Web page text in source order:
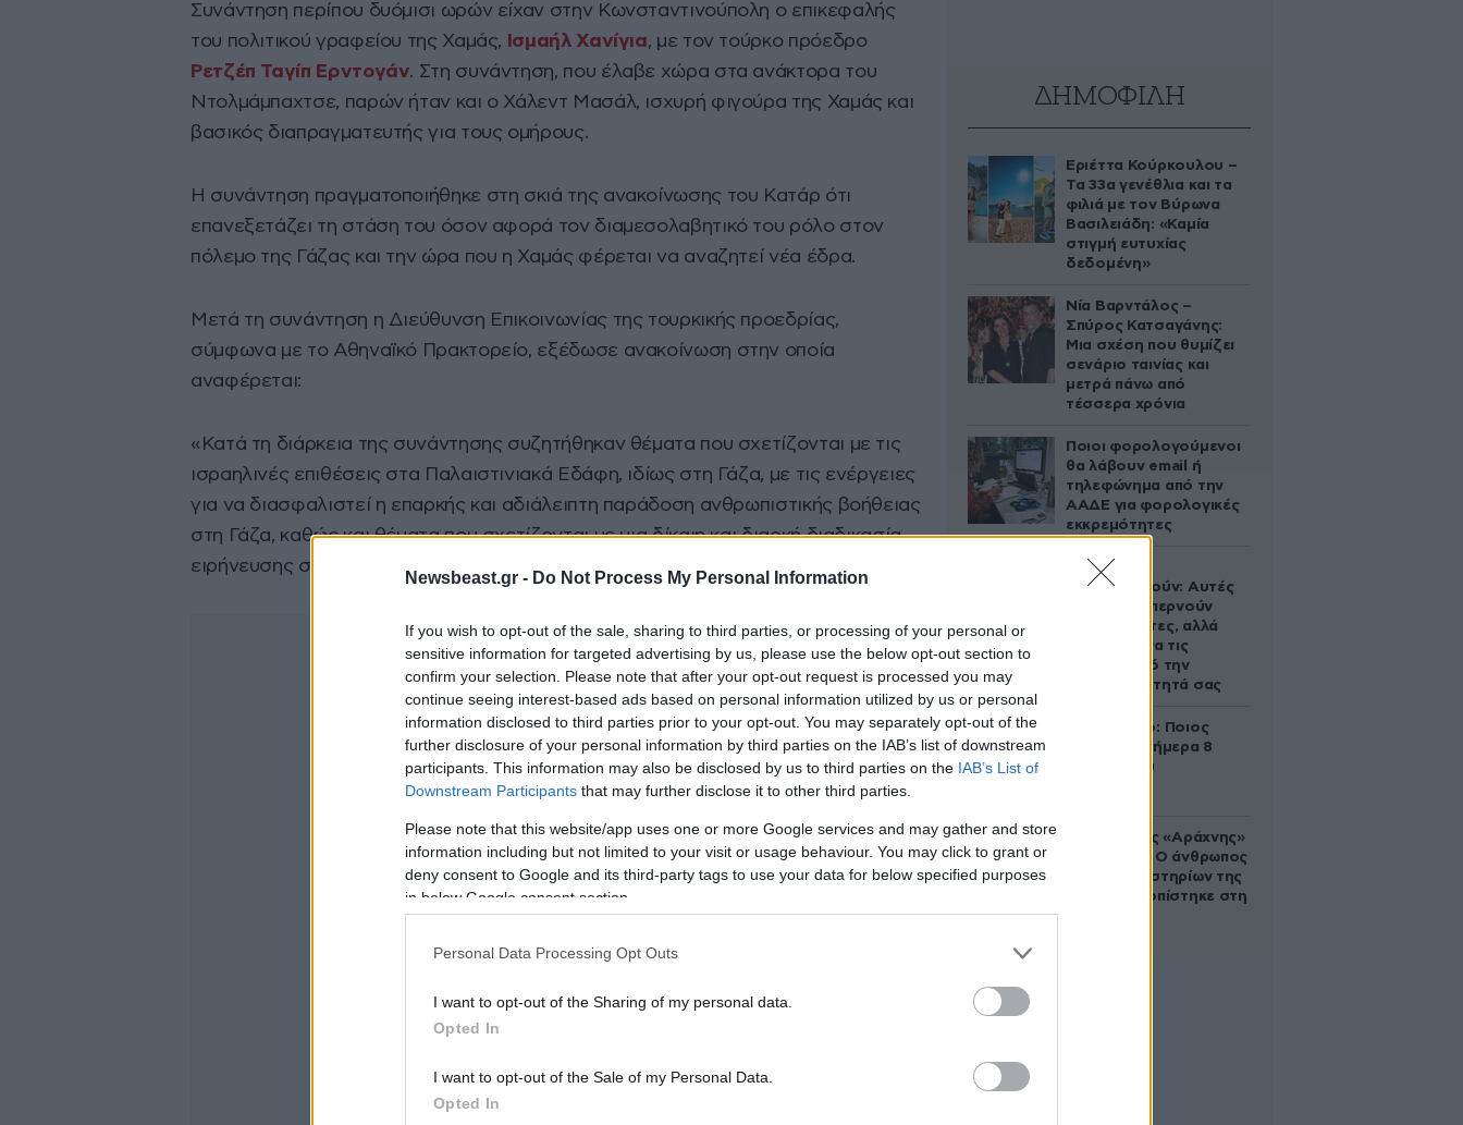
Newsbeast.gr - Do Not Process My Personal Information
If you wish to opt-out of the sale, sharing to third parties, or processing of your personal or
sensitive information for targeted advertising by us, please use the below opt-out section to
confirm your selection. Please note that after your opt-out request is processed you may
continue seeing interest-based ads based on personal information utilized by us or personal
information disclosed to third parties prior to your opt-out. You may separately opt-out of the
further disclosure of your personal information by third parties on the IAB’s list of downstream
participants. This information may also be disclosed by us to third parties on the IAB’s List of
Downstream Participants that may further disclose it to other third parties.
Please note that this website/app uses one or more Google services and may gather and store
information including but not limited to your visit or usage behaviour. You may click to grant or
deny consent to Google and its third-party tags to use your data for below specified purposes
in below Google consent section.
Personal Data Processing Opt Outs
I want to opt-out of the Sharing of my personal data.
Opted In
I want to opt-out of the Sale of my Personal Data.
Opted In
Συνάντηση περίπου δυόμισι ωρών είχαν στην Κωνσταντινούπολη ο επικεφαλής
του πολιτικού γραφείου της Χαμάς,
Ισμαήλ Χανίγια, με τον τούρκο πρόεδρο
Ρετζέπ Ταγίπ Ερντογάν. Στη συνάντηση, που έλαβε χώρα στα ανάκτορα του
Ντολμάμπαχτσε, παρών ήταν και ο Χάλεντ Μασάλ, ισχυρή φιγούρα της Χαμάς και
βασικός διαπραγματευτής για τους ομήρους.
H συνάντηση πραγματοποιήθηκε στη σκιά της ανακοίνωσης του Κατάρ ότι
επανεξετάζει τη στάση του όσον αφορά τον διαμεσολαβητικό του ρόλο στον
πόλεμο της Γάζας και την ώρα που η Χαμάς φέρεται να αναζητεί νέα έδρα.
Μετά τη συνάντηση η Διεύθυνση Επικοινωνίας της τουρκικής προεδρίας,
σύμφωνα με το Αθηναϊκό Πρακτορείο, εξέδωσε ανακοίνωση στην οποία
αναφέρεται:
«Κατά τη διάρκεια της συνάντησης συζητήθηκαν θέματα που σχετίζονται με τις
ισραηλινές επιθέσεις στα Παλαιστινιακά Εδάφη, ιδίως στη Γάζα, με τις ενέργειες
για να διασφαλιστεί η επαρκής και αδιάλειπτη παράδοση ανθρωπιστικής βοήθειας
στη Γάζα, καθώς και θέματα που σχετίζονται με μια δίκαιη και διαρκή διαδικασία
ειρήνευσης στην περιοχή.
ΔΗΜΟΦΙΛΗ
Εριέττα Κούρκουλου –
Τα 33α γενέθλια και τα
φιλιά με τον Βύρωνα
Βασιλειάδη: «Καμία
στιγμή ευτυχίας
δεδομένη»
Νία Βαρντάλος –
Σπύρος Κατσαγάνης:
Μια σχέση που θυμίζει
σενάριο ταινίας και
μετρά πάνω από
τέσσερα χρόνια
Ποιοι φορολογούμενοι
θα λάβουν email ή
τηλεφώνημα από την
ΑΑΔΕ για φορολογικές
εκκρεμότητες
Ογκολόγοι
προειδοποιούν: Αυτές
οι τροφές, περνούν
απαρατήρητες, αλλά
καλό είναι να τις
βγάλετε από την
καθημερινότητά σας
Εορτολόγιο: Ποιος
γιορτάζει σήμερα 8
Αυγούστου
Στα ίχνη της «Αράχνης»
του Άσαντ: Ο άνθρωπος
των βασανιστηρίων της
Συρίας εντοπίστηκε στη